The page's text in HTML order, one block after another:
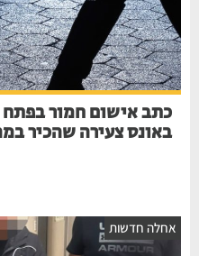
כתב אישום חמור בפתח
באונס צעירה שהכיר במהלך
חדשות